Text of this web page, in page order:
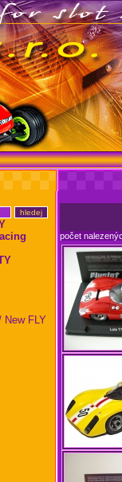
New FLY
počet